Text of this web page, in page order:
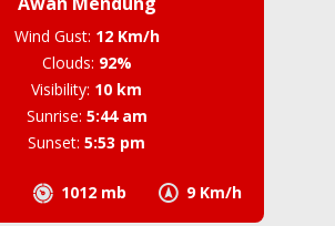
1012 mb 9 Km/h
Wind Gust: 12 Km/h
Clouds: 92%
Visibility: 10 km
Sunrise: 5:44 am
Sunset: 5:53 pm